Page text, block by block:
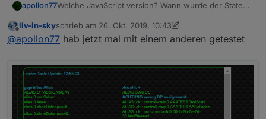
apollon77Welche JavaScript version? Wann wurde der State
bug das ggf neue oder gelöschte Objekte nicht
bekannt waren. Oder noch bekannt waren.
Offline
liv-in-skyschrieb am 26. Okt. 2019, 10:43
zuletzt editiert von liv-in-sky
@apollon77 hab jetzt mal mit einem anderen getestet